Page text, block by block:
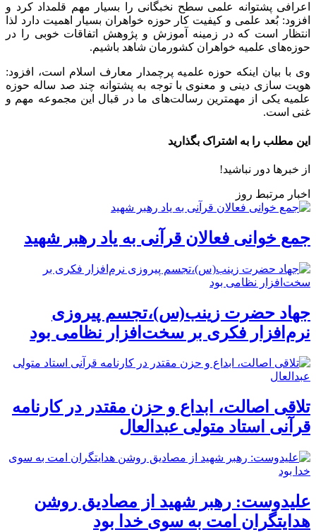
اعرافی پشتوانه علمی سطح نخبگانی را بسیار مهم قلمداد کرد و
افزود: بُعد علمی و کیفیت کار حوزه خواهران بسیار اهمیت دارد لذا
انتظار است که در زمینه آموزش و پژوهش اتفاقات خوبی را در
حوزه‌های علمیه خواهران کشورمان شاهد باشیم.
وی با بیان اینکه حوزه علمیه پرچمدار معارف اسلام است، افزود:
هویت سازی دینی و معنوی با توجه به پشتوانه چند صد ساله حوزه
علمیه یکی از مهمترین رسالت‌های ما در قبال این مجموعه مهم و
غنی است.
این مطلب را به اشتراک بگذارید
از خبرها دور نباشید!
اخبار مرتبط روز
جمع خوانی فعالان قرآنی به یاد رهبر شهید
جهاد حضرت زینب(س)،تجسم پیروزی
نرم‌افزار فکری بر سخت‌افزار نظامی بود
تلاقی اصالت، ابداع و حزن مقتدر در کارنامه
قرآنی استاد متولی عبدالعال
علیدوست: رهبر شهید از مصادیق روشن
هدایتگران امت به سوی خدا بود